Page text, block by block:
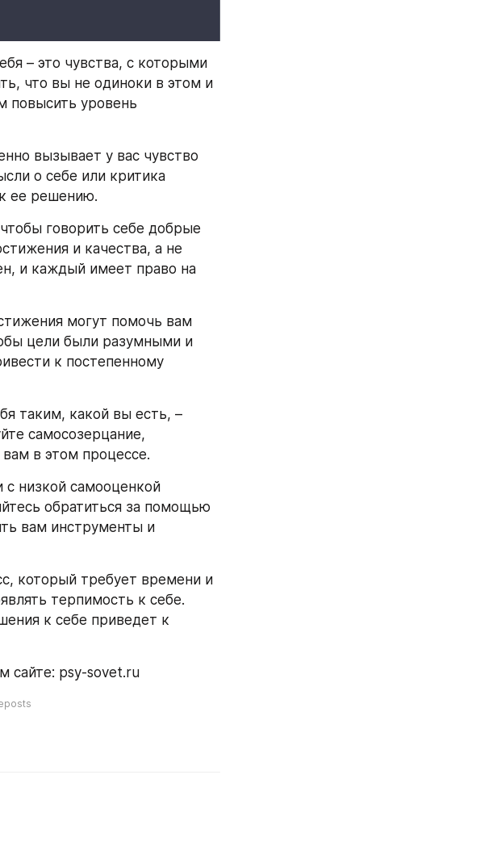
– это чувства, с которыми
что вы не одиноки в этом и
повысить уровень
вызывает у вас чувство
о себе или критика
ее решению.
говорить себе добрые
и качества, а не
и каждый имеет право на
могут помочь вам
цели были разумными и
к постепенному
таким, какой вы есть, –
самосозерцание,
в этом процессе.
с низкой самооценкой
обратиться за помощью
вам инструменты и
который требует времени и
терпимость к себе.
к себе приведет к
сайте: psy-sovet.ru